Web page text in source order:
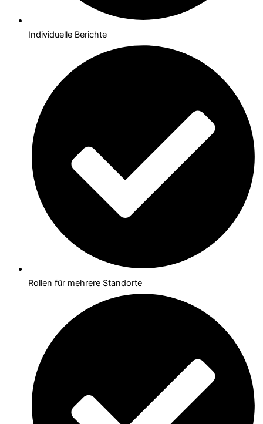
Individuelle Berichte
Rollen für mehrere Standorte